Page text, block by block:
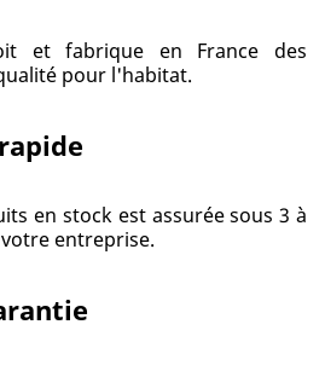
et fabrique en France des
pour l'habitat.
en stock est assurée sous 3 à
entreprise.